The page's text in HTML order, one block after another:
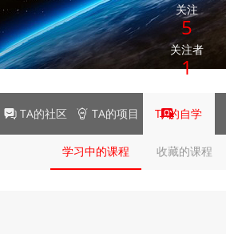
关注
5
关注者
1
TA的社区 TA的项目 TA的自学
学习中的课程 收藏的课程